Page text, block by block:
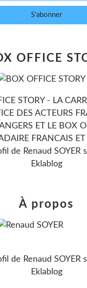
OFFICE
STORY - LA
DES ACTEURS
ET LE BOX
FRANCAIS
de Renaud SOYER
Eklablog
À propos
de Renaud SOYER
Eklablog